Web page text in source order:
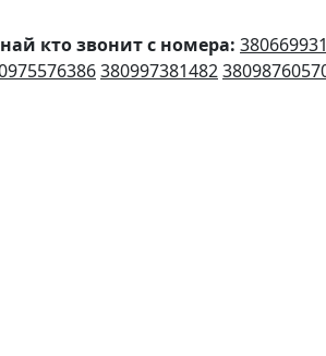
кто звонит с номера:
380997381482